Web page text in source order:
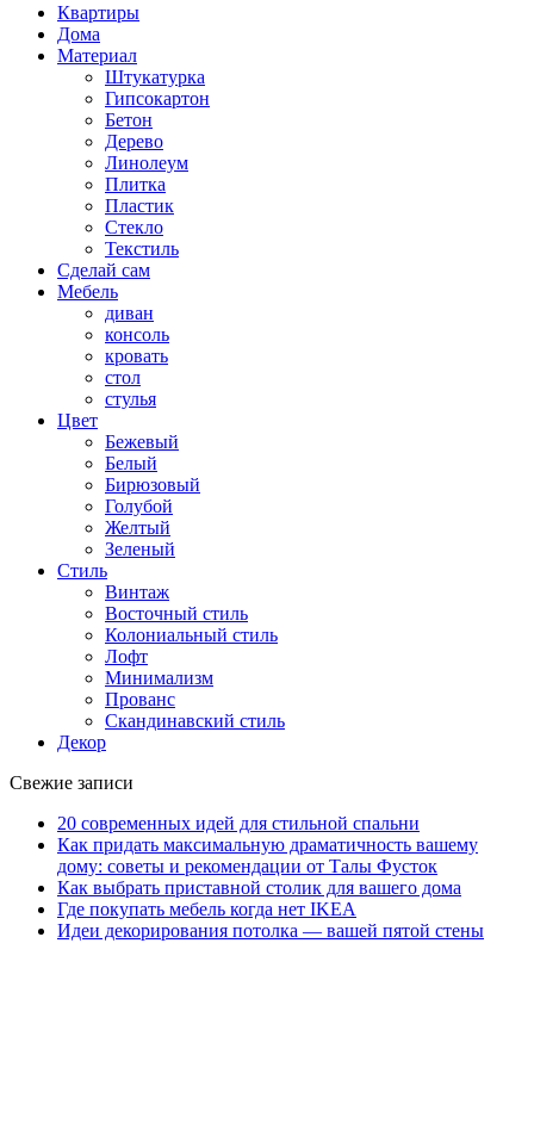
Квартиры
Дома
Материал
Штукатурка
Гипсокартон
Бетон
Дерево
Линолеум
Плитка
Пластик
Стекло
Текстиль
Сделай сам
Мебель
диван
консоль
кровать
стол
стулья
Цвет
Бежевый
Белый
Бирюзовый
Голубой
Желтый
Зеленый
Стиль
Винтаж
Восточный стиль
Колониальный стиль
Лофт
Минимализм
Прованс
Скандинавский стиль
Декор
Свежие записи
20 современных идей для стильной спальни
Как придать максимальную драматичность вашему
дому: советы и рекомендации от Талы Фусток
Как выбрать приставной столик для вашего дома
Где покупать мебель когда нет IKEA
Идеи декорирования потолка — вашей пятой стены